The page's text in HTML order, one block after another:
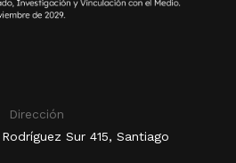
Dirección
Sur 415, Santiago